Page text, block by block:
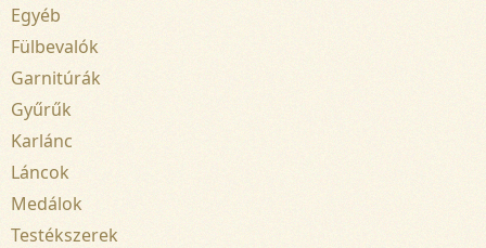
Egyéb
Fülbevalók
Garnitúrák
Gyűrűk
Karlánc
Láncok
Medálok
Testékszerek